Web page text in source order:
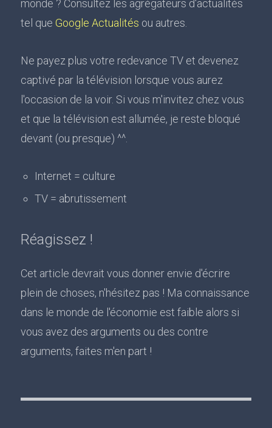
monde ? Consultez les agrégateurs d'actualités
tel que Google Actualités ou autres.
Ne payez plus votre redevance TV et devenez
captivé par la télévision lorsque vous aurez
l'occasion de la voir. Si vous m'invitez chez vous
et que la télévision est allumée, je reste bloqué
devant (ou presque) ^^.
Internet = culture
TV = abrutissement
Réagissez !
Cet article devrait vous donner envie d'écrire
plein de choses, n'hésitez pas ! Ma connaissance
dans le monde de l'économie est faible alors si
vous avez des arguments ou des contre
arguments, faites m'en part !